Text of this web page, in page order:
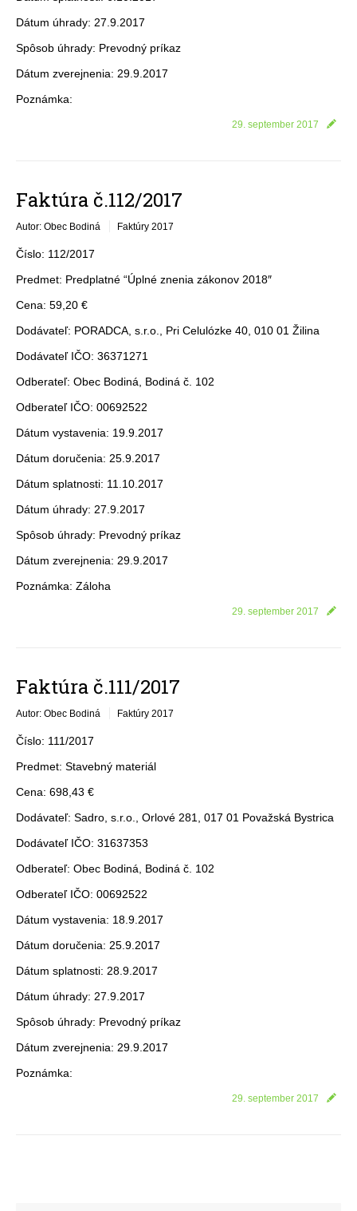
Dátum úhrady: 27.9.2017
Spôsob úhrady: Prevodný príkaz
Dátum zverejnenia: 29.9.2017
Poznámka:
29. september 2017
Faktúra č.112/2017
Autor: Obec Bodiná Faktúry 2017
Číslo: 112/2017
Predmet: Predplatné “Úplné znenia zákonov 2018″
Cena: 59,20 €
Dodávateľ: PORADCA, s.r.o., Pri Celulózke 40, 010 01 Žilina
Dodávateľ IČO: 36371271
Odberateľ: Obec Bodiná, Bodiná č. 102
Odberateľ IČO: 00692522
Dátum vystavenia: 19.9.2017
Dátum doručenia: 25.9.2017
Dátum splatnosti: 11.10.2017
Dátum úhrady: 27.9.2017
Spôsob úhrady: Prevodný príkaz
Dátum zverejnenia: 29.9.2017
Poznámka: Záloha
29. september 2017
Faktúra č.111/2017
Autor: Obec Bodiná Faktúry 2017
Číslo: 111/2017
Predmet: Stavebný materiál
Cena: 698,43 €
Dodávateľ: Sadro, s.r.o., Orlové 281, 017 01 Považská Bystrica
Dodávateľ IČO: 31637353
Odberateľ: Obec Bodiná, Bodiná č. 102
Odberateľ IČO: 00692522
Dátum vystavenia: 18.9.2017
Dátum doručenia: 25.9.2017
Dátum splatnosti: 28.9.2017
Dátum úhrady: 27.9.2017
Spôsob úhrady: Prevodný príkaz
Dátum zverejnenia: 29.9.2017
Poznámka:
29. september 2017